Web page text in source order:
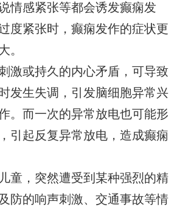
情感紧张等都会诱发癫痫发
度紧张时，癫痫发作的症状更
。
激或持久的内心矛盾，可导致
发生失调，引发脑细胞异常兴
。而一次的异常放电也可能形
引起反复异常放电，造成癫痫
童，突然遭受到某种强烈的精
防的响声刺激、交通事故等情